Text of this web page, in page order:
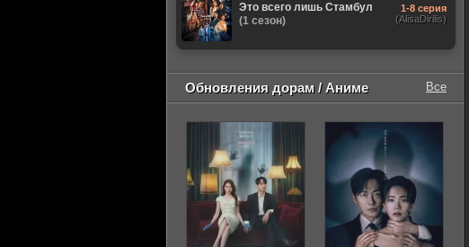
Это всего лишь Стамбул
(1 сезон)
1-8 серия
(AlisaDirilis)
Обновления дорам / Аниме Все